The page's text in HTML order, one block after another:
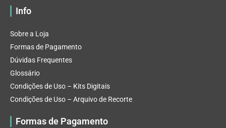
Info
Sobre a Loja
Formas de Pagamento
Dúvidas Frequentes
Glossário
Condições de Uso – Kits Digitais
Condições de Uso – Arquivo de Recorte
Formas de Pagamento